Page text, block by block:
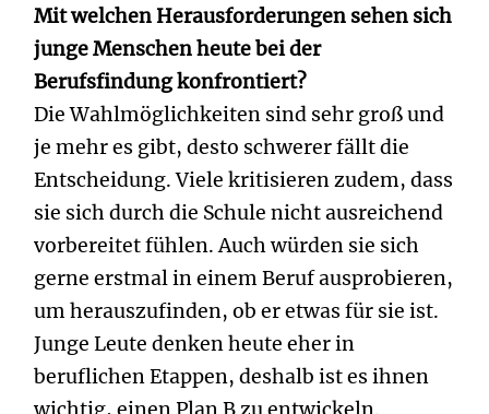
Mit welchen Herausforderungen sehen sich
junge Menschen heute bei der
Berufsfindung konfrontiert?
Die Wahlmöglichkeiten sind sehr groß und
je mehr es gibt, desto schwerer fällt die
Entscheidung. Viele kritisieren zudem, dass
sie sich durch die Schule nicht ausreichend
vorbereitet fühlen. Auch würden sie sich
gerne erstmal in einem Beruf ausprobieren,
um herauszufinden, ob er etwas für sie ist.
Junge Leute denken heute eher in
beruflichen Etappen, deshalb ist es ihnen